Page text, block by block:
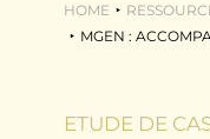
HOME
MGEN :
ETUDE DE